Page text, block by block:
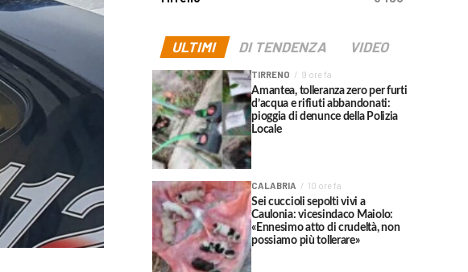
ULTIMI DI TENDENZA VIDEO
TIRRENO 9 ore fa
Amantea, tolleranza zero per furti
d’acqua e rifiuti abbandonati:
pioggia di denunce della Polizia
Locale
CALABRIA 10 ore fa
Sei cuccioli sepolti vivi a
Caulonia: vicesindaco Maiolo:
«Ennesimo atto di crudeltà, non
possiamo più tollerare»